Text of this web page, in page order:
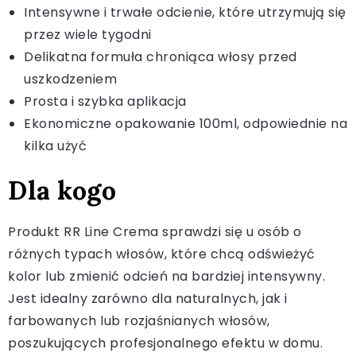
Intensywne i trwałe odcienie, które utrzymują się
przez wiele tygodni
Delikatna formuła chroniąca włosy przed
uszkodzeniem
Prosta i szybka aplikacja
Ekonomiczne opakowanie 100ml, odpowiednie na
kilka użyć
Dla kogo
Produkt RR Line Crema sprawdzi się u osób o
różnych typach włosów, które chcą odświeżyć
kolor lub zmienić odcień na bardziej intensywny.
Jest idealny zarówno dla naturalnych, jak i
farbowanych lub rozjaśnianych włosów,
poszukujących profesjonalnego efektu w domu.